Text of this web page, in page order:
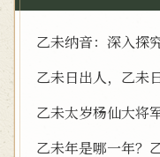
乙未纳音：深入探
乙未日出人，乙未
乙未太岁杨仙大将
乙未年是哪一年？